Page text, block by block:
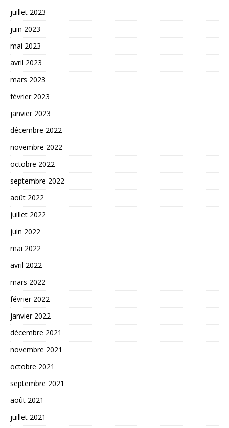
juillet 2023
juin 2023
mai 2023
avril 2023
mars 2023
février 2023
janvier 2023
décembre 2022
novembre 2022
octobre 2022
septembre 2022
août 2022
juillet 2022
juin 2022
mai 2022
avril 2022
mars 2022
février 2022
janvier 2022
décembre 2021
novembre 2021
octobre 2021
septembre 2021
août 2021
juillet 2021